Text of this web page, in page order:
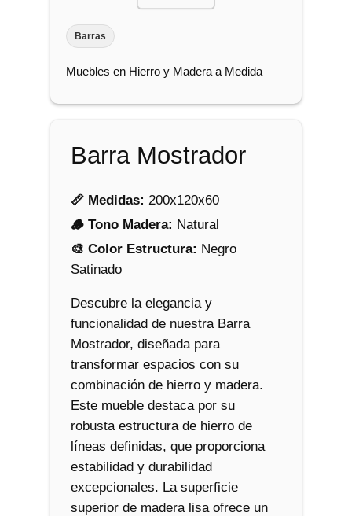
d
r
d
Barras
Muebles en Hierro y Madera a Medida
Barra Mostrador
📏 Medidas: 200x120x60
🪵 Tono Madera: Natural
🎨 Color Estructura: Negro
Satinado
Descubre la elegancia y
funcionalidad de nuestra Barra
Mostrador, diseñada para
transformar espacios con su
combinación de hierro y madera.
Este mueble destaca por su
robusta estructura de hierro de
líneas definidas, que proporciona
estabilidad y durabilidad
excepcionales. La superficie
superior de madera lisa ofrece un